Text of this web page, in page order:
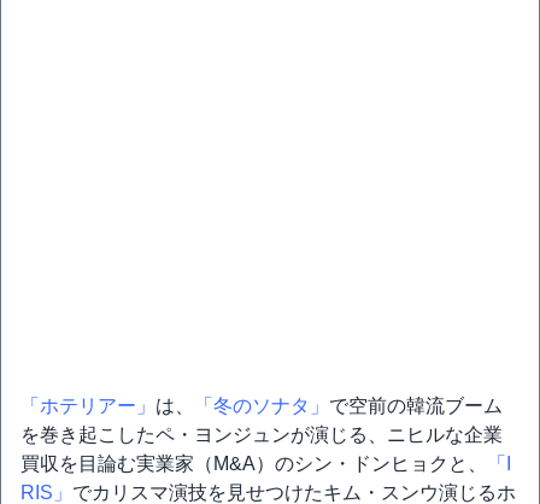
「ホテリアー」 は、 「冬のソナタ」 で空前の韓流ブーム
を巻き起こしたペ・ヨンジュンが演じる、ニヒルな企業
買収を目論む実業家（M&A）のシン・ドンヒョクと、
「I
RIS」 でカリスマ演技を見せつけたキム・スンウ演じるホ